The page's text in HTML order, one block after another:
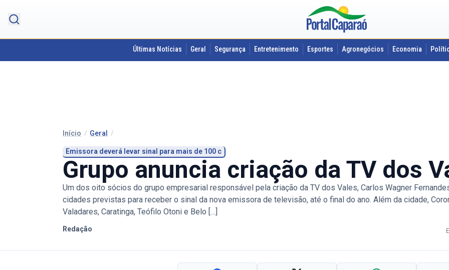
Últimas Notícias Geral Segurança Entretenimento Esportes Agronegócios Economia
Início / Geral /
Emissora deverá levar sinal para mais de 100 c
Grupo anuncia criação da TV dos
Um dos oito sócios do grupo empresarial responsável pela criação da TV dos Vales, Carlos Wagner
cidades previstas para receber o sinal da nova emissora de televisão, até o final do ano. Além da cidade,
Valadares, Caratinga, Teófilo Otoni e Belo […]
Redação